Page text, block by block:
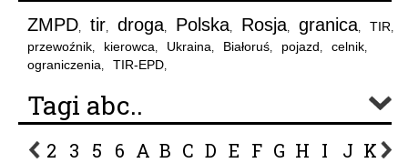
ZMPD, tir, droga, Polska, Rosja, granica, TIR,
przewoźnik, kierowca, Ukraina, Białoruś, pojazd, celnik,
ograniczenia, TIR-EPD,
Tagi abc..
2 3 5 6 A B C D E F G H I J K L